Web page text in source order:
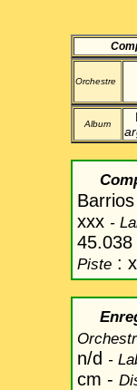
Orchestre
Album
xxx -
45.038
Piste :
n/d -
cm -